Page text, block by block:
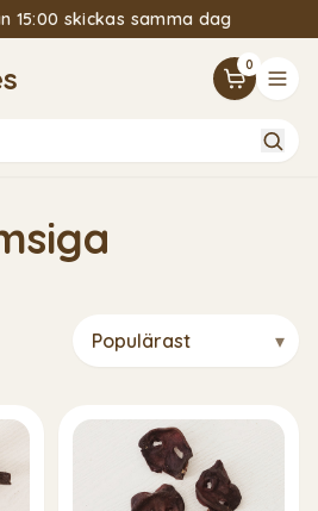
15:00 skickas samma dag
om du följer vårt nyhetsbrev
0
▾